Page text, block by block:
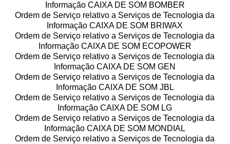
Informação CAIXA DE SOM BOMBER
Ordem de Serviço relativo a Serviços de Tecnologia da
Informação CAIXA DE SOM BRIWAX
Ordem de Serviço relativo a Serviços de Tecnologia da
Informação CAIXA DE SOM ECOPOWER
Ordem de Serviço relativo a Serviços de Tecnologia da
Informação CAIXA DE SOM GEN
Ordem de Serviço relativo a Serviços de Tecnologia da
Informação CAIXA DE SOM JBL
Ordem de Serviço relativo a Serviços de Tecnologia da
Informação CAIXA DE SOM LG
Ordem de Serviço relativo a Serviços de Tecnologia da
Informação CAIXA DE SOM MONDIAL
Ordem de Serviço relativo a Serviços de Tecnologia da